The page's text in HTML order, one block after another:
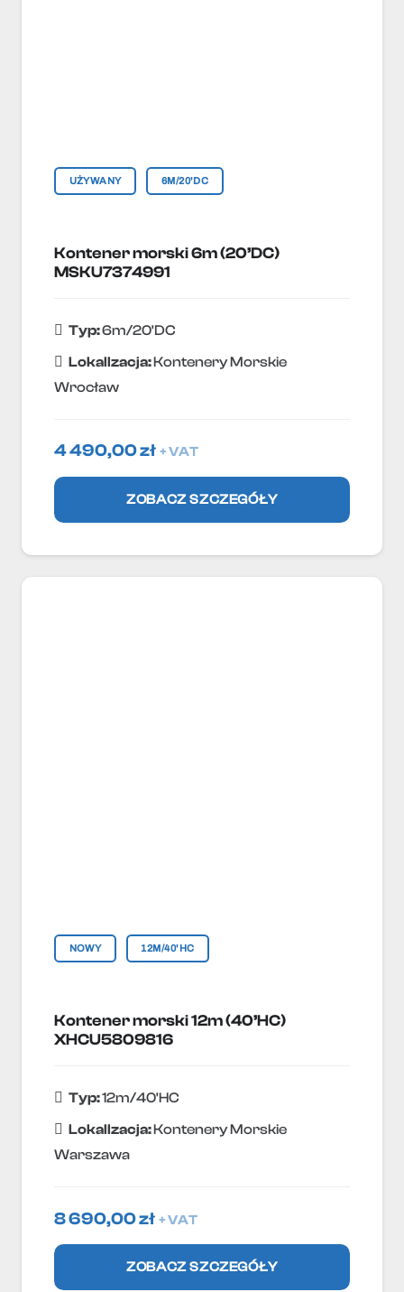
UŻYWANY 6M/20'DC
Kontener morski 6m (20’DC)
MSKU7374991
Typ:6m/20'DC
Lokallzacja:Kontenery Morskie
Wrocław
4 490,00zł + VAT
ZOBACZ SZCZEGÓŁY
NOWY 12M/40'HC
Kontener morski 12m (40’HC)
XHCU5809816
Typ:12m/40'HC
Lokallzacja:Kontenery Morskie
Warszawa
8 690,00zł + VAT
ZOBACZ SZCZEGÓŁY